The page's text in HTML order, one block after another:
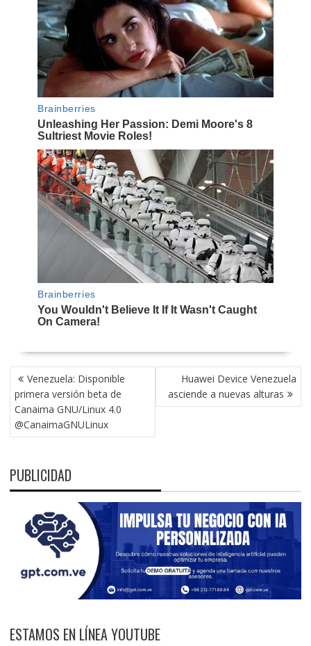
NAVEGACIÓN
DE
ENTRADAS
Venezuela: Disponible
primera versión beta de
Canaima GNU/Linux 4.0
@CanaimaGNULinux
Huawei Device Venezuela
asciende a nuevas alturas
PUBLICIDAD
ESTAMOS EN LÍNEA YOUTUBE